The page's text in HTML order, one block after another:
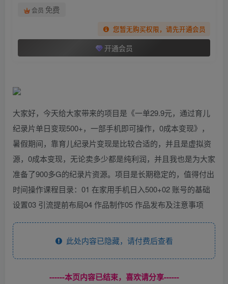
会员 免费
您暂无购买权限，请先开通会员
开通会员
大家好，今天给大家带来的项目是《一单29.9元，通过育儿
纪录片单日变现500+，一部手机即可操作，0成本变现》，
暑假期间，靠育儿纪录片变现是比较合适的，并且是虚拟资
源，0成本变现，无论卖多少都是纯利润，并且我也是为大家
准备了900多G的纪录片资源。项目是长期稳定的，值得付出
时间操作课程目录：01 在家用手机日入500+02 账号的基础
设置03 引流提前布局04 作品制作05 作品发布及注意事项
此处内容已隐藏，请付费后查看
------本页内容已结束，喜欢请分享------